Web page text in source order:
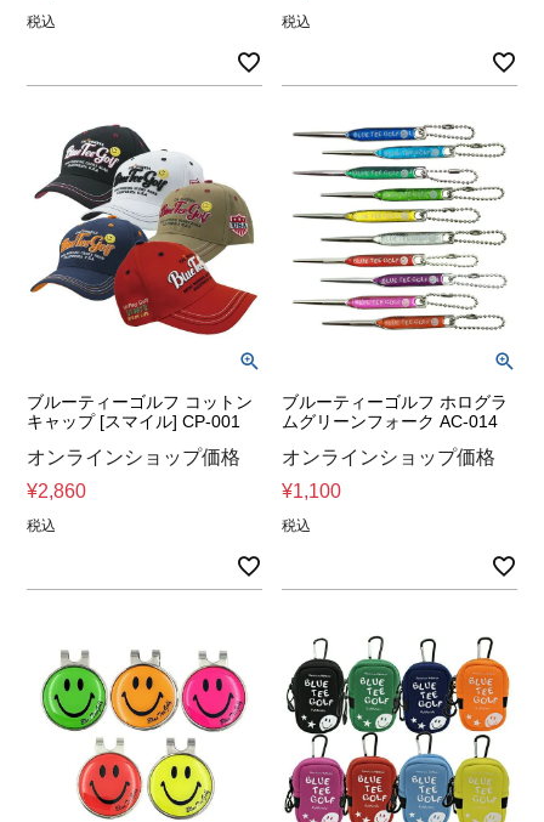
税込 税込
ブルーティーゴルフ コットン
キャップ [スマイル] CP-001
オンラインショップ価格
¥2,860
税込
ブルーティーゴルフ ホログラ
ムグリーンフォーク AC-014
オンラインショップ価格
¥1,100
税込